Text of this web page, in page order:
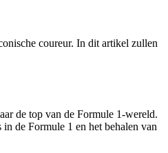
coureur. In dit artikel zullen
de top van de Formule 1-wereld.
de Formule 1 en het behalen van